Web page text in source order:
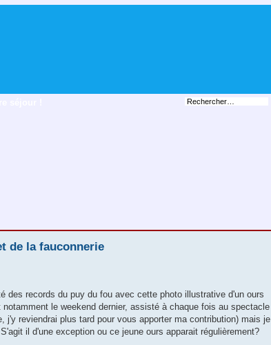
de la fauconnerie
des records du puy du fou avec cette photo illustrative d'un ours
le weekend dernier, assisté à chaque fois au spectacle
j'y reviendrai plus tard pour vous apporter ma contribution) mais je
il d'une exception ou ce jeune ours apparait régulièrement?